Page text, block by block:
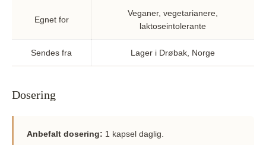
Egnet for
Veganer, vegetarianere,
laktoseintolerante
Sendes fra Lager i Drøbak, Norge
Dosering
Anbefalt dosering: 1 kapsel daglig.